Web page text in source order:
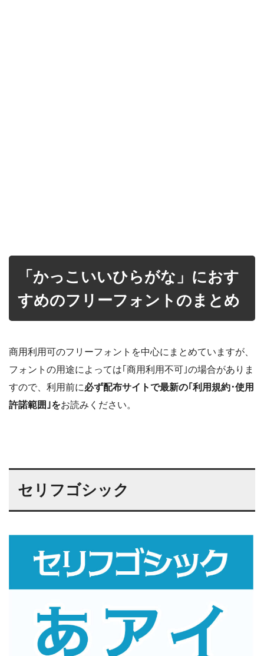
「かっこいいひらがな」におす
すめのフリーフォントのまとめ
商用利用可のフリーフォントを中心にまとめていますが、
フォントの用途によっては｢商用利用不可｣の場合がありま
すので、利用前に必ず配布サイトで最新の｢利用規約･使用
許諾範囲｣をお読みください。
セリフゴシック